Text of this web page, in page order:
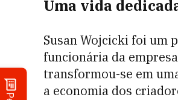
Uma vida
Susan Wojcicki foi um
funcionária da
transformou-se em
a economia dos